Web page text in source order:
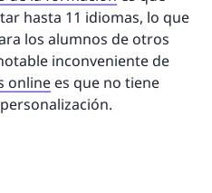
hasta 11 idiomas, lo que
los alumnos de otros
inconveniente de
online es que no tiene